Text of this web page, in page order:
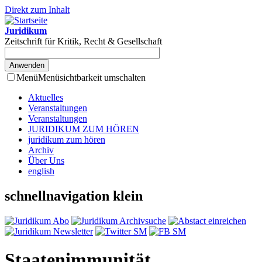
Direkt zum Inhalt
Juridikum
Zeitschrift für Kritik, Recht & Gesellschaft
MenüMenüsichtbarkeit umschalten
Aktuelles
Veranstaltungen
Veranstaltungen
JURIDIKUM ZUM HÖREN
juridikum zum hören
Archiv
Über Uns
english
schnellnavigation klein